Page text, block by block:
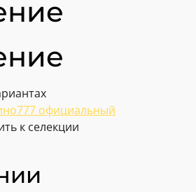
официальный
к селекции